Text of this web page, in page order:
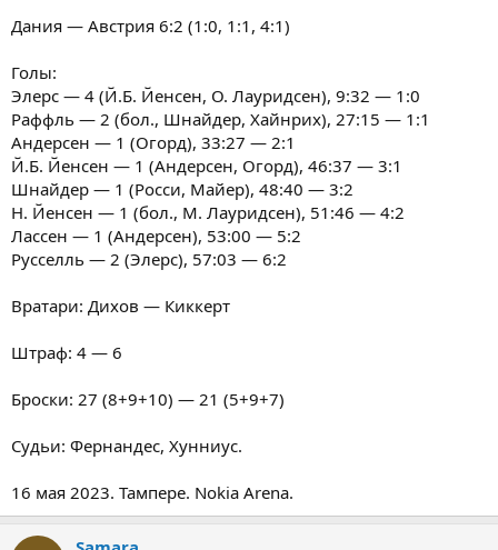
Дания — Австрия 6:2 (1:0, 1:1, 4:1)
Голы:
Элерс — 4 (Й.Б. Йенсен, О. Лауридсен), 9:32 — 1:0
Раффль — 2 (бол., Шнайдер, Хайнрих), 27:15 — 1:1
Андерсен — 1 (Огорд), 33:27 — 2:1
Й.Б. Йенсен — 1 (Андерсен, Огорд), 46:37 — 3:1
Шнайдер — 1 (Росси, Майер), 48:40 — 3:2
Н. Йенсен — 1 (бол., М. Лауридсен), 51:46 — 4:2
Лассен — 1 (Андерсен), 53:00 — 5:2
Русселль — 2 (Элерс), 57:03 — 6:2
Вратари: Дихов — Киккерт
Штраф: 4 — 6
Броски: 27 (8+9+10) — 21 (5+9+7)
Судьи: Фернандес, Хунниус.
16 мая 2023. Тампере. Nokia Arena.